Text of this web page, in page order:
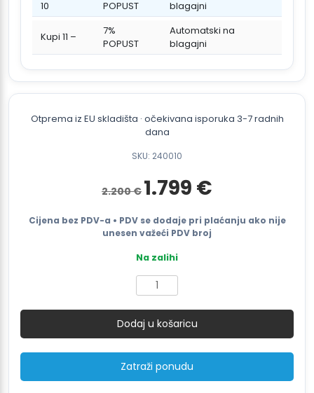
10
POPUST
blagajni
Kupi 11 –
7%
POPUST
Automatski na
blagajni
Otprema iz EU skladišta · očekivana isporuka 3-7 radnih
dana
SKU: 240010
2.200€
Izvorna
cijena
je:
2.200 €.
1.799 €
1.799 €.
Cijena bez PDV-a • PDV se dodaje pri plaćanju ako nije
unesen važeći PDV broj
Na zalihi
Stroj
za
pakiranje
u
termoskupljajuću
foliju
B4255
količina
Dodaj u košaricu
Zatraži ponudu